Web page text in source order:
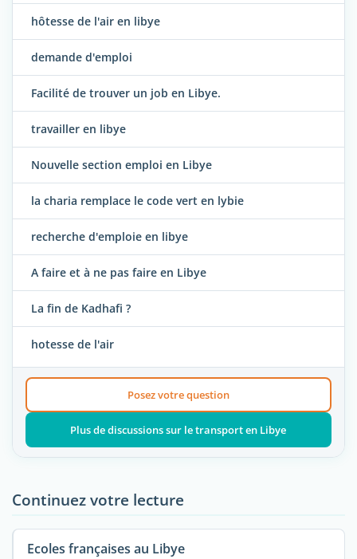
hôtesse de l'air en libye
demande d'emploi
Facilité de trouver un job en Libye.
travailler en libye
Nouvelle section emploi en Libye
la charia remplace le code vert en lybie
recherche d'emploie en libye
A faire et à ne pas faire en Libye
La fin de Kadhafi ?
hotesse de l'air
Posez votre question
Plus de discussions sur le transport en Libye
Continuez votre lecture
Ecoles françaises au Libye